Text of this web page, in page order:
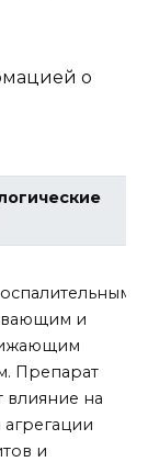
о
и
Препарат
влияние на
и